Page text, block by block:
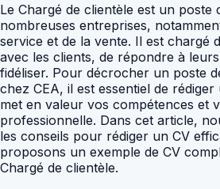
Le Chargé de clientèle est un poste
nombreuses entreprises,
service et de la vente. Il est chargé
avec les clients, de répondre à
fidéliser. Pour décrocher un poste
chez CEA, il est essentiel de rédiger
met en valeur vos compétences et
professionnelle. Dans cet article,
les conseils pour rédiger un CV
proposons un exemple de CV
Chargé de clientèle.